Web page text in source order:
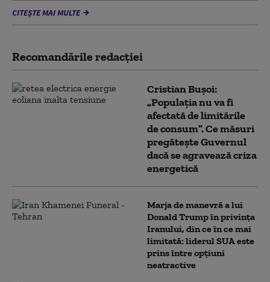
CITEȘTE MAI MULTE
Recomandările redacţiei
Cristian Bușoi:
„Populația nu va fi
afectată de limitările
de consum”. Ce măsuri
pregătește Guvernul
dacă se agravează criza
energetică
Marja de manevră a lui
Donald Trump în privința
Iranului, din ce în ce mai
limitată: liderul SUA este
prins între opțiuni
neatractive